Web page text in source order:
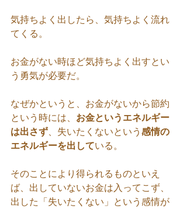
気持ちよく出したら、気持ちよく流れ
てくる。
お金がない時ほど気持ちよく出すとい
う勇気が必要だ。
なぜかというと、お金がないから節約
という時には、 お金というエネルギー
は出さず、失いたくないという 感情の
エネルギーを出している。
そのことにより得られるものといえ
ば、出していないお金は入ってこず、
出した「失いたくない」という感情が